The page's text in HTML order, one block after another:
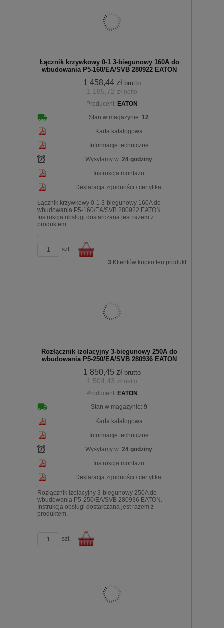
Łącznik krzywkowy 0-1 3-biegunowy 160A do
wbudowania P5-160/EA/SVB 280922 EATON
1 458,44 zł brutto
1 185,72 zł netto
Producent: EATON
Stan w magazynie: 12
Karta katalogowa
Informacje techniczne
Wysyłamy w: 24 godziny
Instrukcja montażu
Deklaracja zgodności / certyfikat
Łącznik krzywkowy 0-1 3-biegunowy 160A do
wbudowania P5-160/EA/SVB 280922 EATON.
Instrukcja obsługi dostarczana jest razem z
produktem.
szt.
koszyka
3 Klientów kupiło ten produkt
Rozłącznik izolacyjny 3-biegunowy 250A do
wbudowania P5-250/EA/SVB 280936 EATON
1 850,45 zł brutto
1 504,43 zł netto
Producent: EATON
Stan w magazynie: 9
Karta katalogowa
Informacje techniczne
Wysyłamy w: 24 godziny
Instrukcja montażu
Deklaracja zgodności / certyfikat
Rozłącznik izolacyjny 3-biegunowy 250A do
wbudowania P5-250/EA/SVB 280936 EATON.
Instrukcja obsługi dostarczana jest razem z
produktem.
szt.